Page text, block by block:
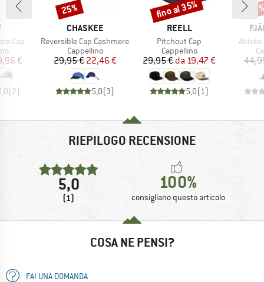
Cap
prodotti
ridotto
€
(2)
MARCHIO
CHASKEE
Articolo
Reversible Cap Cashmere
Gruppo di prodotti
Cappellino
Prezzo
29,95 €Prezzo ridotto
22,46 €
5,0(3)
Sconto
25%
MARCHIO
REELL
Articolo
Pitchout Cap
Gruppo di prodotti
Cappellino
Prezzo
29,95 € Prezzo ridotto
da 19,47 €
5,0(1)
Sconto
fino al 35%
Articolo
Abisko
RIEPILOGO RECENSIONE
5,0
(1)
100%
consigliano questo articolo
COSA NE PENSI?
FAI UNA DOMANDA